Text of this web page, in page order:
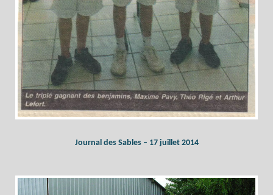
Journal des Sables – 17 juillet 2014